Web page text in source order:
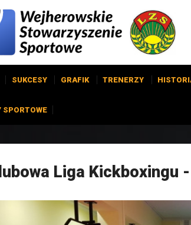
SUKCESY GRAFIK TRENERZY
SPORTOWE
Liga Kickboxingu